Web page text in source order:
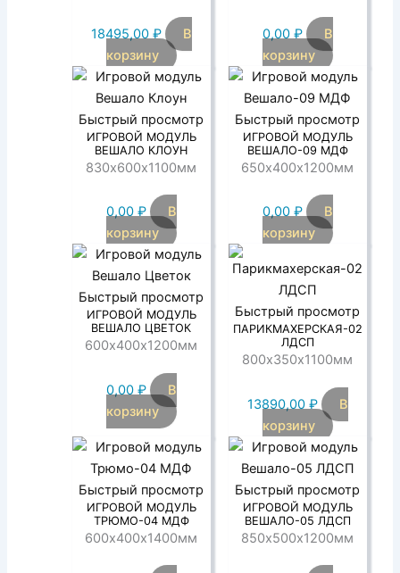
18495,00 ₽
В
корзину
0,00 ₽
В
корзину
Быстрый просмотр
ИГРОВОЙ МОДУЛЬ
ВЕШАЛО КЛОУН
830х600х1100мм
0,00 ₽
В
корзину
Быстрый просмотр
ИГРОВОЙ МОДУЛЬ
ВЕШАЛО-09 МДФ
650х400х1200мм
0,00 ₽
В
корзину
Быстрый просмотр
ИГРОВОЙ МОДУЛЬ
ВЕШАЛО ЦВЕТОК
600х400х1200мм
0,00 ₽
В
корзину
Быстрый просмотр
ПАРИКМАХЕРСКАЯ-02
ЛДСП
800х350х1100мм
13890,00 ₽
В
корзину
Быстрый просмотр
ИГРОВОЙ МОДУЛЬ
ТРЮМО-04 МДФ
600х400х1400мм
Быстрый просмотр
ИГРОВОЙ МОДУЛЬ
ВЕШАЛО-05 ЛДСП
850х500х1200мм